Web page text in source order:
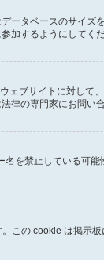
タベースのサイ
加するようにしてくだ
ブサイトに対し
の専門家にお問
を禁止している
この cookie は掲